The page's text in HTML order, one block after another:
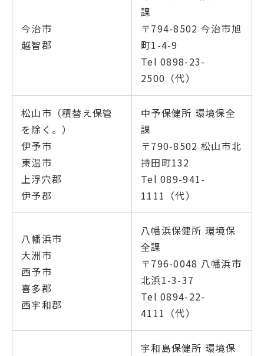
今治市
越智郡
課
〒794-8502 今治市旭
町1-4-9
Tel 0898-23-
2500（代）
松山市（積替え保管
を除く。）
伊予市
東温市
上浮穴郡
伊予郡
中予保健所 環境保全
課
〒790-8502 松山市北
持田町132
Tel 089-941-
1111（代）
八幡浜市
大洲市
西予市
喜多郡
西宇和郡
八幡浜保健所 環境保
全課
〒796-0048 八幡浜市
北浜1-3-37
Tel 0894-22-
4111（代）
宇和島保健所 環境保